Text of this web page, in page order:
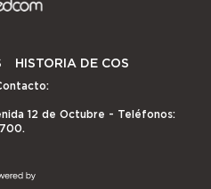
HISTORIA DE COS
12 de Octubre - Teléfonos: